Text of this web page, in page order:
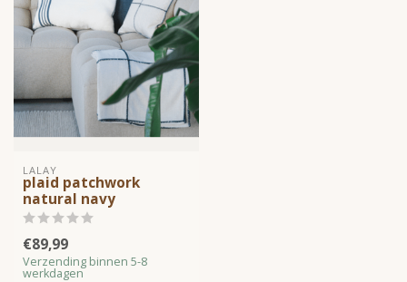
LALAY
plaid patchwork
natural navy
€89,99
Verzending binnen 5-8
werkdagen